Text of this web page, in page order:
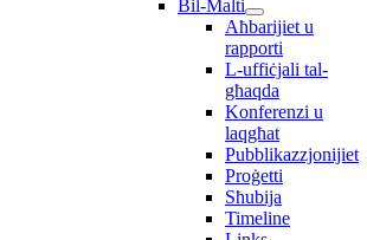
Bil-Malti
Aħbarijiet u
rapporti
L-uffiċjali tal-
għaqda
Konferenzi u
laqgħat
Pubblikazzjonijiet
Proġetti
Sħubija
Timeline